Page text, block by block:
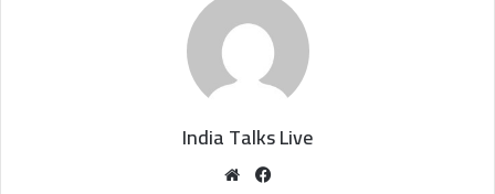
India Talks Live
We